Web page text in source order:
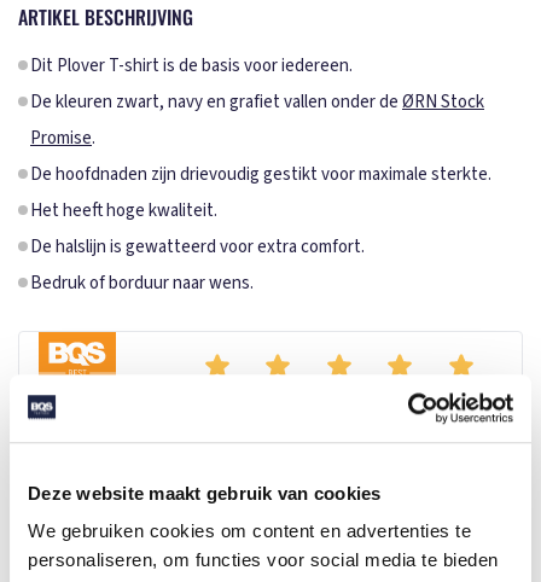
Deze website maakt gebruik van cookies
We gebruiken cookies om content en advertenties te
personaliseren, om functies voor social media te bieden
ARTIKEL BESCHRIJVING
Dit Plover T-shirt is de basis voor iedereen.
De kleuren zwart, navy en grafiet vallen onder deØRN Stock
Promise.
De hoofdnaden zijn drievoudig gestikt voor maximale sterkte.
Het heeft hoge kwaliteit.
De halslijn is gewatteerd voor extra comfort.
Bedruk of borduur naar wens.
Workwear? De artikelen van dit merk zijn altijd BQS Best Choices
én vaak BQS Express bij BQS Textiles!
Review door Nathan